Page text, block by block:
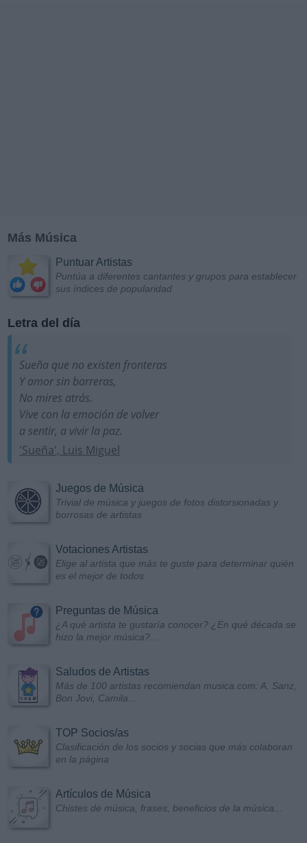
Más Música
Puntuar Artistas
Puntúa a diferentes cantantes y grupos para establecer
sus índices de popularidad
Letra del día
Sueña que no existen fronteras
Y amor sin barreras,
No mires atrás.
Vive con la emoción de volver
a sentir, a vivir la paz.
'Sueña', Luis Miguel
Juegos de Música
Trivial de música y juegos de fotos distorsionadas y
borrosas de artistas
Votaciones Artistas
Elige al artista que más te guste para determinar quién
es el mejor de todos
Preguntas de Música
¿A qué artista te gustaría conocer? ¿En qué década se
hizo la mejor música?...
Saludos de Artistas
Más de 100 artistas recomiendan musica.com: A. Sanz,
Bon Jovi, Camila...
TOP Socios/as
Clasificación de los socios y socias que más colaboran
en la página
Artículos de Música
Chistes de música, frases, beneficios de la música...